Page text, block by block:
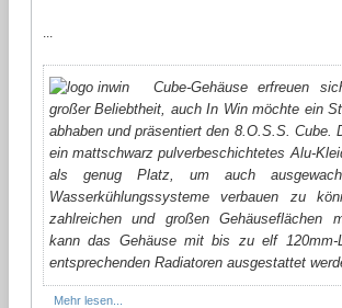
Cube-Gehäuse erfreuen
großer Beliebtheit, auch In Win möchte ein
abhaben und präsentiert den 8.O.S.S. Cube.
ein mattschwarz pulverbeschichtetes Alu-
als genug Platz, um auch
Wasserkühlungssysteme verbauen zu
zahlreichen und großen Gehäuseflächen
kann das Gehäuse mit bis zu elf 120mm-
entsprechenden Radiatoren ausgestattet
Mehr lesen...